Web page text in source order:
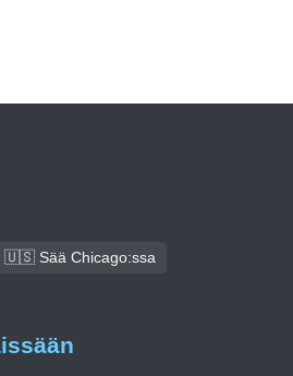
🇺🇸 Sää Chicago:ssa